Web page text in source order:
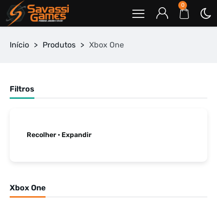
0
Início > Produtos > Xbox One
Xbox One
Filtros
Recolher • Expandir